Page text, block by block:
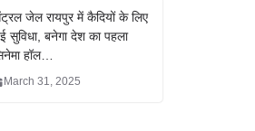
जेल रायपुर में कैदियों के लिए
सुविधा, बनेगा देश का पहला
हॉल…
March 31, 2025